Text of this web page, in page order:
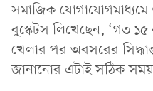
সমাজিক যোগাযোগমাধ্যমে
বুস্কেটস লিখেছেন, ‘গত ১৫
খেলার পর অবসরের
জানানোর এটাই সঠিক সময়